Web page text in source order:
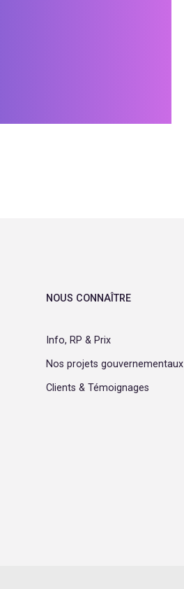
NOUS CONNAÎTRE
Info, RP & Prix
Nos projets gouvernementaux
Clients & Témoignages